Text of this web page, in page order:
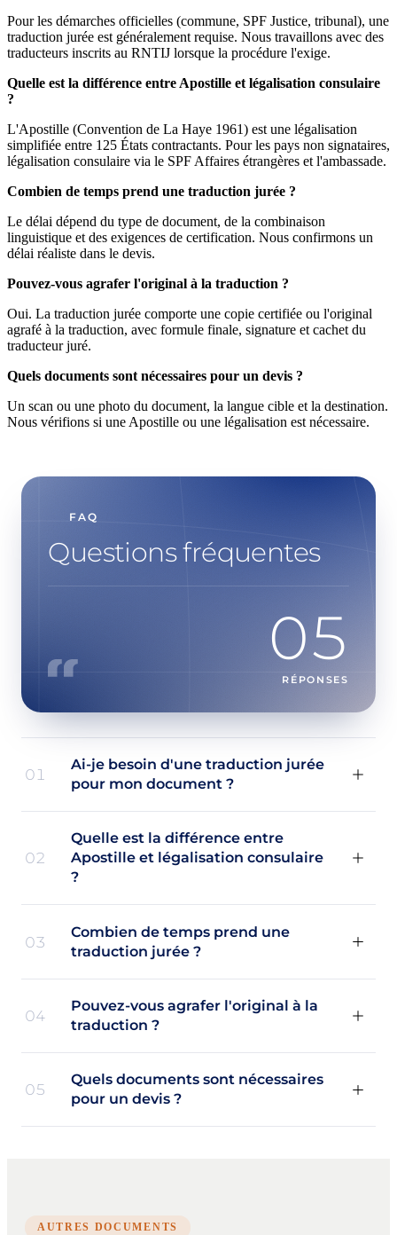
Pour les démarches officielles (commune, SPF Justice, tribunal), une
traduction jurée est généralement requise. Nous travaillons avec des
traducteurs inscrits au RNTIJ lorsque la procédure l'exige.
Quelle est la différence entre Apostille et légalisation consulaire
?
L'Apostille (Convention de La Haye 1961) est une légalisation
simplifiée entre 125 États contractants. Pour les pays non signataires,
légalisation consulaire via le SPF Affaires étrangères et l'ambassade.
Combien de temps prend une traduction jurée ?
Le délai dépend du type de document, de la combinaison
linguistique et des exigences de certification. Nous confirmons un
délai réaliste dans le devis.
Pouvez-vous agrafer l'original à la traduction ?
Oui. La traduction jurée comporte une copie certifiée ou l'original
agrafé à la traduction, avec formule finale, signature et cachet du
traducteur juré.
Quels documents sont nécessaires pour un devis ?
Un scan ou une photo du document, la langue cible et la destination.
Nous vérifions si une Apostille ou une légalisation est nécessaire.
FAQ
Questions fréquentes
05
RÉPONSES
01
Ai-je besoin d'une traduction jurée
pour mon document ?
02
Quelle est la différence entre
Apostille et légalisation consulaire
?
03
Combien de temps prend une
traduction jurée ?
04
Pouvez-vous agrafer l'original à la
traduction ?
05
Quels documents sont nécessaires
pour un devis ?
AUTRES DOCUMENTS